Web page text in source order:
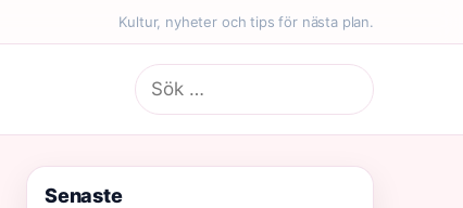
Kultur, nyheter och tips för nästa plan.
Sök
efter:
Senaste